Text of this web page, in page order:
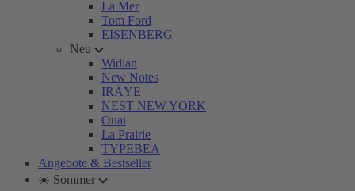
La Mer
Tom Ford
EISENBERG
Neu
Widian
New Notes
IRÄYE
NEST NEW YORK
Ouai
La Prairie
TYPEBEA
Angebote & Bestseller
☀️ Sommer